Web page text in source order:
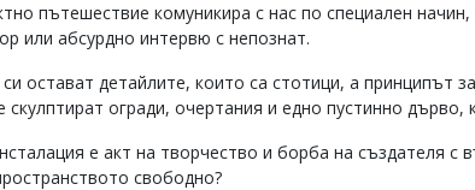
пътешествие комуникира с нас по специален
или абсурдно интервю с непознат.
остават детайлите, които са стотици, а принципът
скулптират огради, очертания и едно пустинно
е акт на творчество и борба на създателя с
свободно?